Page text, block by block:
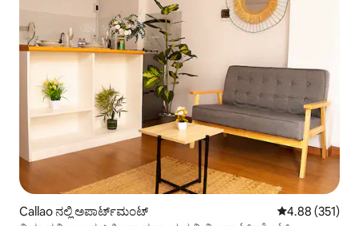
Callao ನಲ್ಲಿ ಅಪಾರ್ಟ್‌ಮಂಟ್ 5 ರಲ್ಲಿ 4.88
4.88 (351)